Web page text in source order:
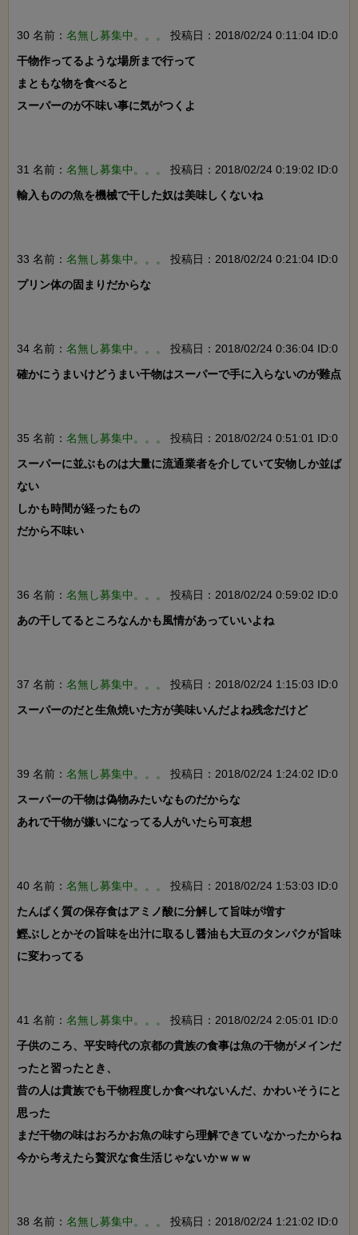
30 名前： 名無し募集中。。。
投稿日：2018/02/24 0:11:04 ID:0
干物作ってるような場所まで行って
まともな物を食べると
スーパーのが不味い事に気がつくよ
31 名前： 名無し募集中。。。
投稿日：2018/02/24 0:19:02 ID:0
輸入ものの魚を機械で干した奴は美味しくないね
33 名前： 名無し募集中。。。
投稿日：2018/02/24 0:21:04 ID:0
プリン体の固まりだからな
34 名前： 名無し募集中。。。
投稿日：2018/02/24 0:36:04 ID:0
確かにうまいけどうまい干物はスーパーで手に入らないのが難点
35 名前： 名無し募集中。。。
投稿日：2018/02/24 0:51:01 ID:0
スーパーに並ぶものは大量に流通業者を介していて安物しか並ば
ない
しかも時間が経ったもの
だから不味い
36 名前： 名無し募集中。。。
投稿日：2018/02/24 0:59:02 ID:0
あの干してるところなんかも風情があっていいよね
37 名前： 名無し募集中。。。
投稿日：2018/02/24 1:15:03 ID:0
スーパーのだと生魚焼いた方が美味いんだよね残念だけど
39 名前： 名無し募集中。。。
投稿日：2018/02/24 1:24:02 ID:0
スーパーの干物は偽物みたいなものだからな
あれで干物が嫌いになってる人がいたら可哀想
40 名前： 名無し募集中。。。
投稿日：2018/02/24 1:53:03 ID:0
たんぱく質の保存食はアミノ酸に分解して旨味が増す
鰹ぶしとかその旨味を出汁に取るし醤油も大豆のタンパクが旨味
に変わってる
41 名前： 名無し募集中。。。
投稿日：2018/02/24 2:05:01 ID:0
子供のころ、平安時代の京都の貴族の食事は魚の干物がメインだ
ったと習ったとき、
昔の人は貴族でも干物程度しか食べれないんだ、かわいそうにと
思った
まだ干物の味はおろかお魚の味すら理解できていなかったからね
今から考えたら贅沢な食生活じゃないかｗｗｗ
38 名前： 名無し募集中。。。 投稿日：2018/02/24 1:21:02 ID:0